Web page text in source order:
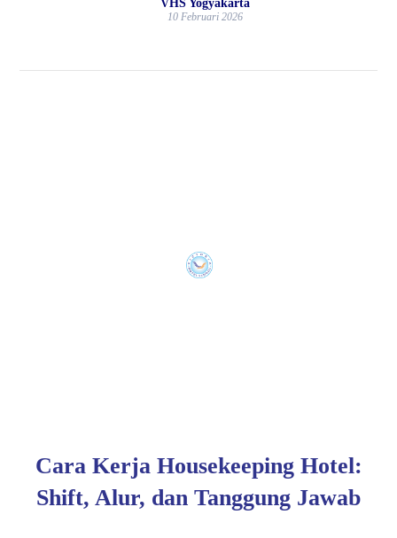
VHS Yogyakarta
10 Februari 2026
Cara Kerja Housekeeping Hotel:
Shift, Alur, dan Tanggung Jawab